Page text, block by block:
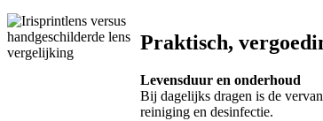
Praktisch,
Levensduur en onderhoud
Bij dagelijks dragen is de
reiniging en desinfectie.